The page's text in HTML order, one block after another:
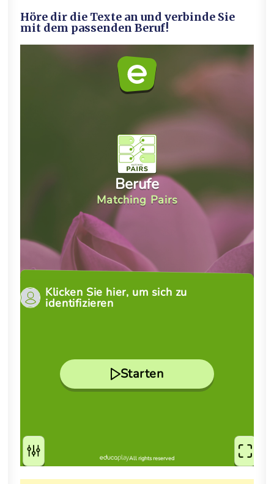
Höre dir die Texte an und verbinde Sie
mit dem passenden Beruf!